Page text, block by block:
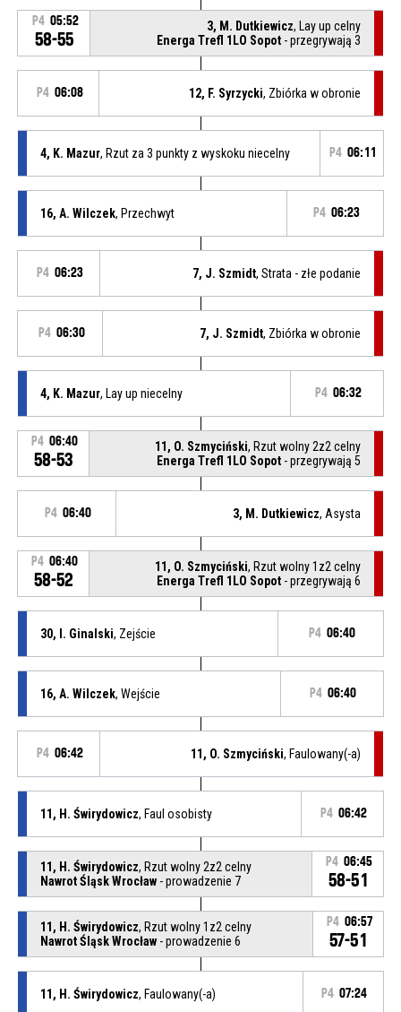
P4 05:52
58-55
3, M. Dutkiewicz, Lay up celny
Energa Trefl 1LO Sopot - przegrywają 3
P4 06:08 12, F. Syrzycki, Zbiórka w obronie
4, K. Mazur, Rzut za 3 punkty z wyskoku niecelny P4 06:11
16, A. Wilczek, Przechwyt P4 06:23
P4 06:23 7, J. Szmidt, Strata - złe podanie
P4 06:30 7, J. Szmidt, Zbiórka w obronie
4, K. Mazur, Lay up niecelny P4 06:32
P4 06:40
58-53
11, O. Szmyciński, Rzut wolny 2z2 celny
Energa Trefl 1LO Sopot - przegrywają 5
P4 06:40 3, M. Dutkiewicz, Asysta
P4 06:40
58-52
11, O. Szmyciński, Rzut wolny 1z2 celny
Energa Trefl 1LO Sopot - przegrywają 6
30, I. Ginalski, Zejście P4 06:40
16, A. Wilczek, Wejście P4 06:40
P4 06:42 11, O. Szmyciński, Faulowany(-a)
11, H. Świrydowicz, Faul osobisty P4 06:42
11, H. Świrydowicz, Rzut wolny 2z2 celny
Nawrot Śląsk Wrocław- prowadzenie 7
P4 06:45
58-51
11, H. Świrydowicz, Rzut wolny 1z2 celny
Nawrot Śląsk Wrocław- prowadzenie 6
P4 06:57
57-51
11, H. Świrydowicz, Faulowany(-a) P4 07:24